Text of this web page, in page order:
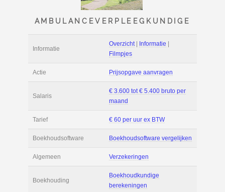
Actie Prijsopgave
€ 3.600 tot € 5.400
maand